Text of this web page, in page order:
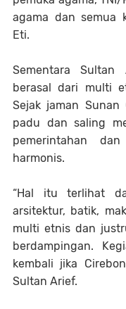
agama dan semua
Eti.
Sementara
berasal dari multi
Sejak jaman
padu dan saling
pemerintahan
harmonis.
“Hal itu terlihat
arsitektur, batik,
multi etnis dan
berdampingan.
kembali jika
Sultan Arief.